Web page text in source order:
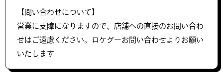
【問い合わせについて】
営業に支障になりますので、店舗への直接のお問い合わ
せはご遠慮ください。ロケグーお問い合わせよりお願い
いたします